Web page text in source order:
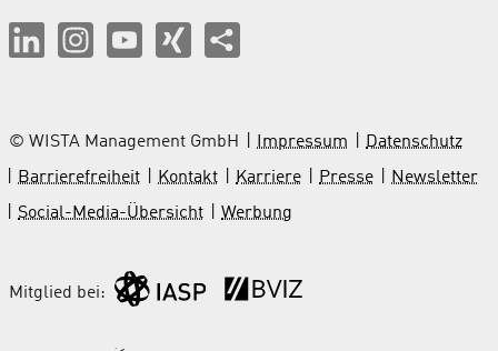
© WISTA Management GmbH Impressum
Datenschutz
Barrierefreiheit
Kontakt Karriere Presse
Newsletter
Social-Media-Übersicht
Werbung
Mitglied bei: